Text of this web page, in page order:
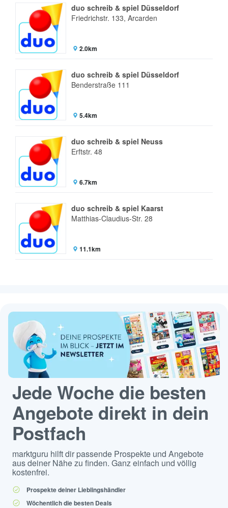
duo schreib & spiel Düsseldorf
Friedrichstr. 133, Arcarden
2.0km
duo schreib & spiel Düsseldorf
Benderstraße 111
5.4km
duo schreib & spiel Neuss
Erftstr. 48
6.7km
duo schreib & spiel Kaarst
Matthias-Claudius-Str. 28
11.1km
Jede Woche die besten
Angebote direkt in dein
Postfach
marktguru hilft dir passende Prospekte und Angebote
aus deiner Nähe zu finden. Ganz einfach und völlig
kostenfrei.
Prospekte deiner Lieblingshändler
Wöchentlich die besten Deals